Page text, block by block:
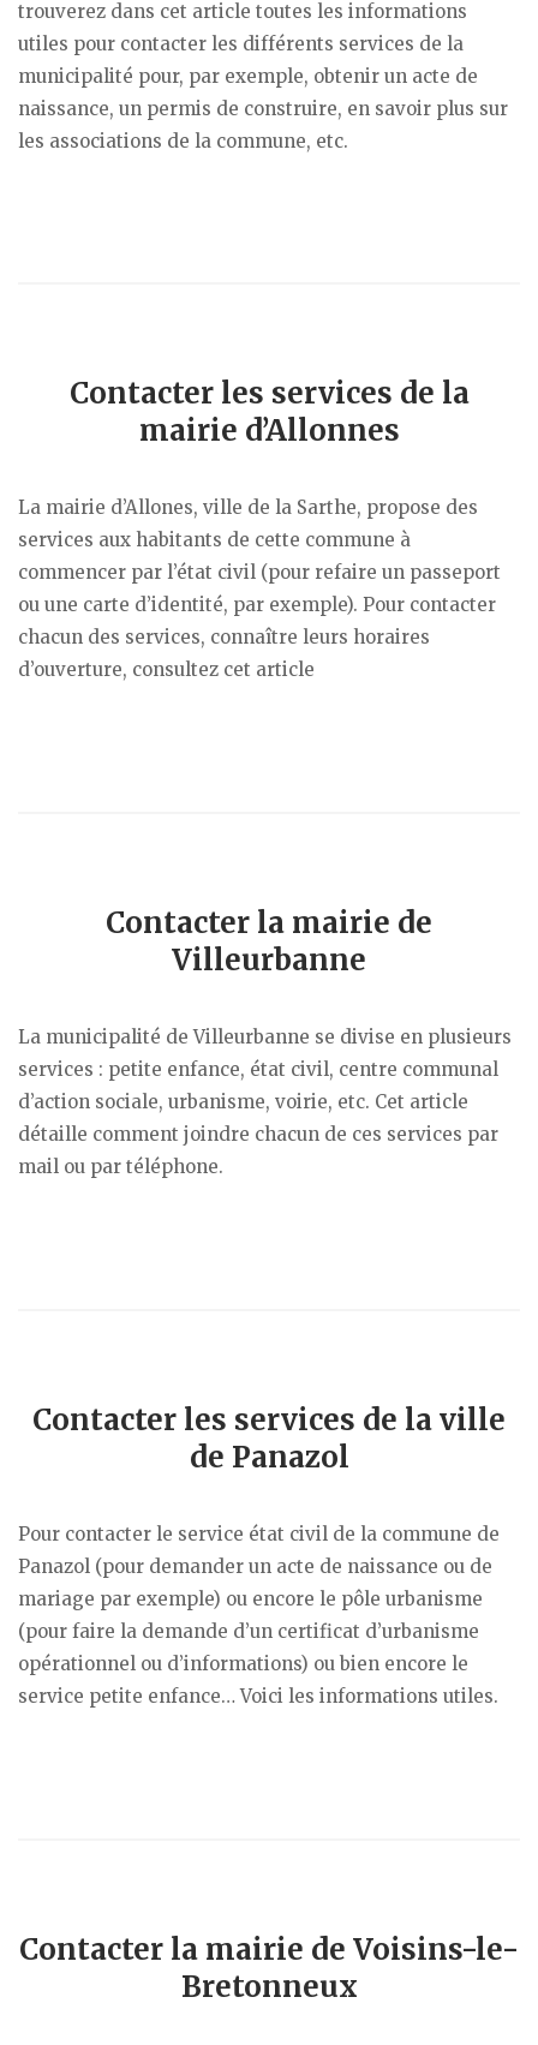
trouverez dans cet article toutes les informations
utiles pour contacter les différents services de la
municipalité pour, par exemple, obtenir un acte de
naissance, un permis de construire, en savoir plus sur
les associations de la commune, etc.
Contacter les services de la
mairie d’Allonnes
La mairie d’Allones, ville de la Sarthe, propose des
services aux habitants de cette commune à
commencer par l’état civil (pour refaire un passeport
ou une carte d’identité, par exemple). Pour contacter
chacun des services, connaître leurs horaires
d’ouverture, consultez cet article
Contacter la mairie de
Villeurbanne
La municipalité de Villeurbanne se divise en plusieurs
services : petite enfance, état civil, centre communal
d’action sociale, urbanisme, voirie, etc. Cet article
détaille comment joindre chacun de ces services par
mail ou par téléphone.
Contacter les services de la ville
de Panazol
Pour contacter le service état civil de la commune de
Panazol (pour demander un acte de naissance ou de
mariage par exemple) ou encore le pôle urbanisme
(pour faire la demande d’un certificat d’urbanisme
opérationnel ou d’informations) ou bien encore le
service petite enfance… Voici les informations utiles.
Contacter la mairie de Voisins-le-
Bretonneux